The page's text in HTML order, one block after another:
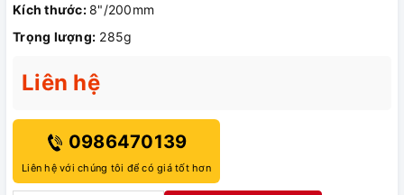
Kích thước: 8"/200mm
Trọng lượng: 285g
Liên hệ
0986470139
Liên hệ với chúng tôi để có giá tốt hơn